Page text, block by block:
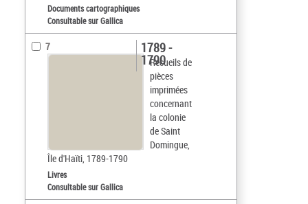
Documents cartographiques
Consultable sur Gallica
7
Recueils de
pièces
imprimées
concernant
la colonie
de Saint
Domingue,
Île d'Haïti, 1789-1790
1789 -
1790
Livres
Consultable sur Gallica